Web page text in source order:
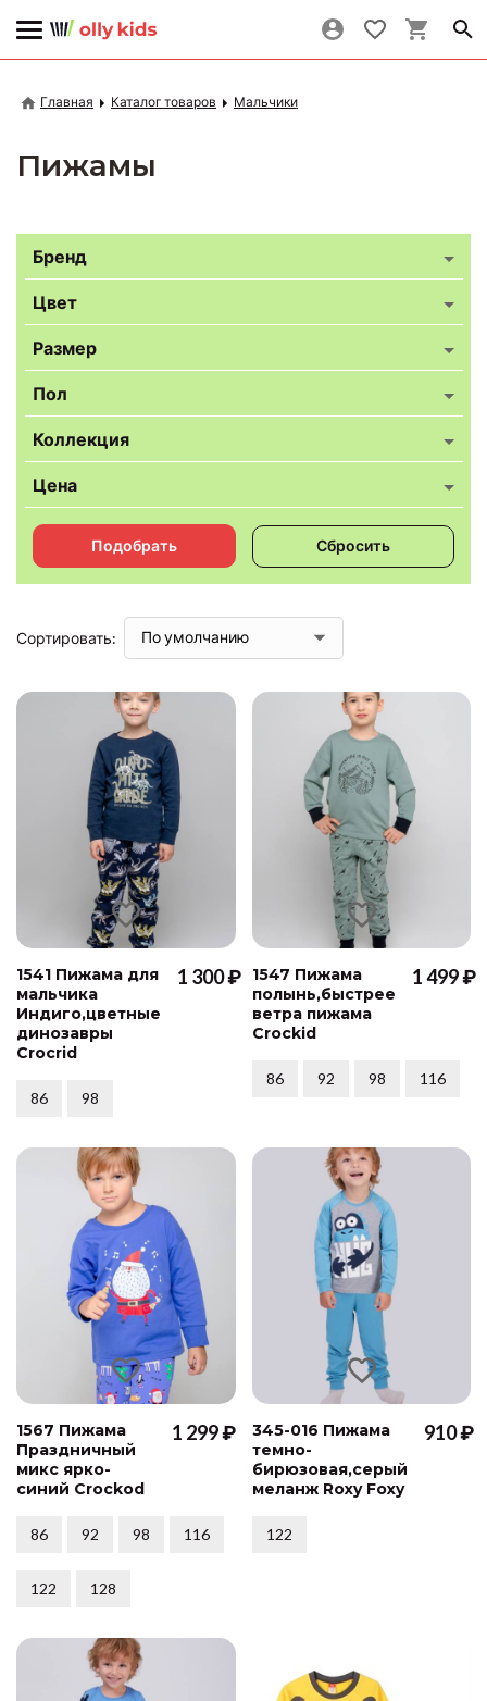
Главная Каталог товаров Мальчики
Пижамы
Бренд
Цвет
Размер
Пол
Коллекция
Цена
Подобрать Сбросить
Сортировать:
1541 Пижама для
мальчика
Индиго,цветные
динозавры
Crocrid
1 300 ₽
86 98
1547 Пижама
полынь,быстрее
ветра пижама
Crockid
1 499 ₽
86 92 98 116
1567 Пижама
Праздничный
микс ярко-
синий Crockod
1 299 ₽
86 92 98 116
122 128
345-016 Пижама
темно-
бирюзовая,серый
меланж Roxy Foxy
910 ₽
122